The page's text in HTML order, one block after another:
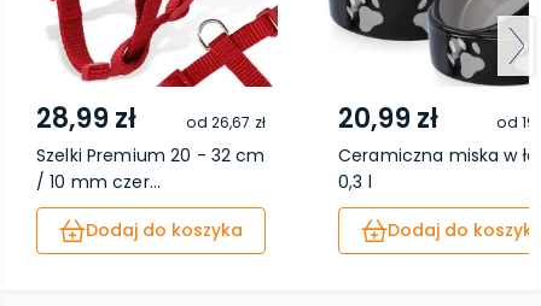
28,99 zł od 26,67 zł
Szelki Premium 20 - 32 cm
/ 10 mm czer...
Dodaj do koszyka
20,99 zł od
Ceramiczna miska w
0,3 l
Dodaj do